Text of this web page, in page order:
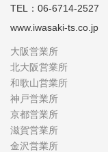
TEL：06-6714-2527
www.iwasaki-ts.co.jp
大阪営業所
北大阪営業所
和歌山営業所
神戸営業所
京都営業所
滋賀営業所
金沢営業所